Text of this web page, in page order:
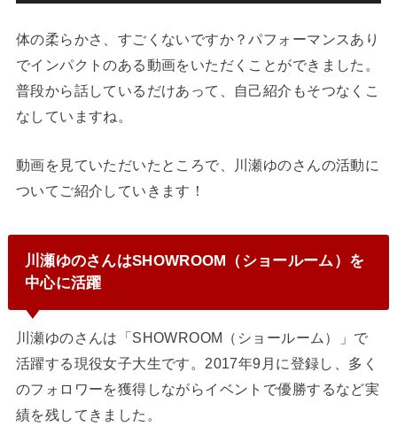
体の柔らかさ、すごくないですか？パフォーマンスあり
でインパクトのある動画をいただくことができました。
普段から話しているだけあって、自己紹介もそつなくこ
なしていますね。
動画を見ていただいたところで、川瀬ゆのさんの活動に
ついてご紹介していきます！
川瀬ゆのさんはSHOWROOM（ショールーム）を
中心に活躍
川瀬ゆのさんは「SHOWROOM（ショールーム）」で
活躍する現役女子大生です。2017年9月に登録し、多く
のフォロワーを獲得しながらイベントで優勝するなど実
績を残してきました。